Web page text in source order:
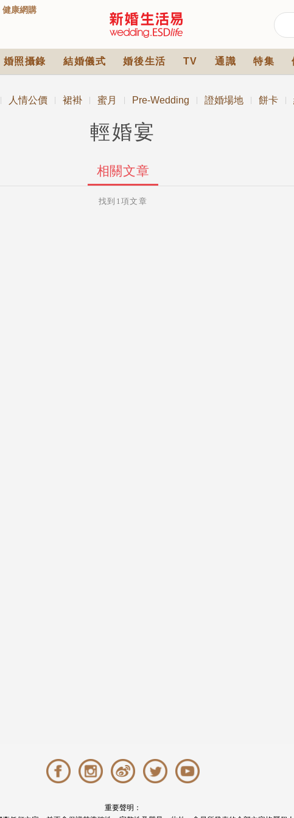
健康網購
婚照攝錄 結婚儀式 婚後生活 TV 通識 特集
人情公價 裙褂 蜜月 Pre-Wedding 證婚場地 餅卡
輕婚宴
相關文章
找到1項文章
重要聲明：